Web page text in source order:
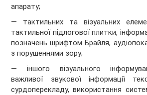
апарату;
— тактильних та візуальних
тактильної підлогової плитки,
позначень шрифтом Брайля,
з порушеннями зору;
— іншого візуального
важливої звукової інформації
сурдоперекладу, використання